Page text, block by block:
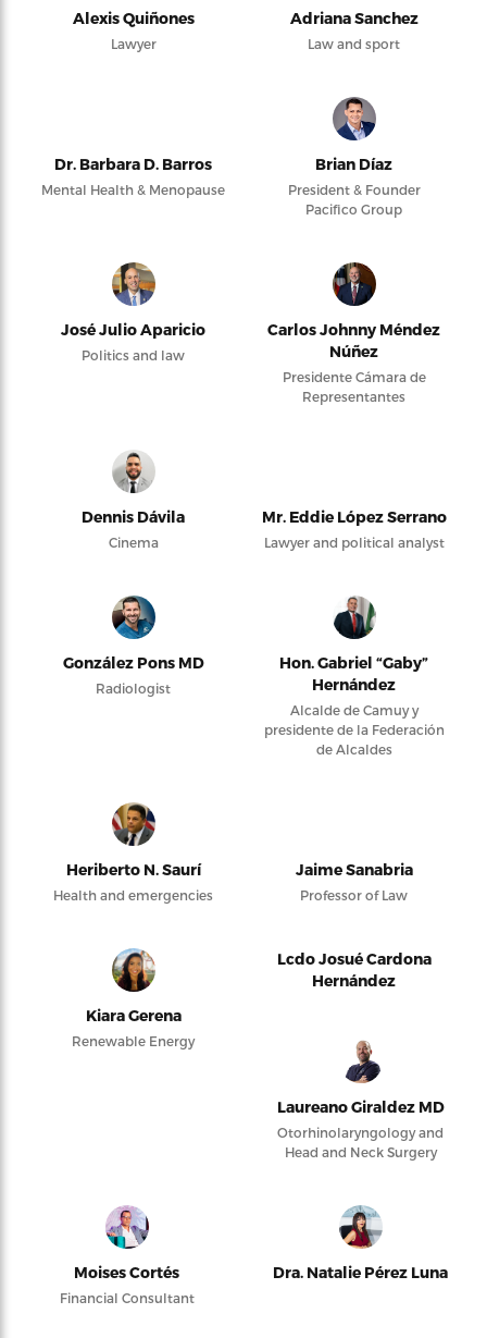
Alexis Quiñones
Lawyer
Adriana Sanchez
Law and sport
Dr. Barbara D. Barros
Mental Health & Menopause
Brian Díaz
President & Founder
Pacifico Group
José Julio Aparicio
Politics and law
Carlos Johnny Méndez
Núñez
Presidente Cámara de
Representantes
Dennis Dávila
Cinema
Mr. Eddie López Serrano
Lawyer and political analyst
González Pons MD
Radiologist
Hon. Gabriel “Gaby”
Hernández
Alcalde de Camuy y
presidente de la Federación
de Alcaldes
Heriberto N. Saurí
Health and emergencies
Jaime Sanabria
Professor of Law
Kiara Gerena
Renewable Energy
Lcdo Josué Cardona
Hernández
Laureano Giraldez MD
Otorhinolaryngology and
Head and Neck Surgery
Moises Cortés
Financial Consultant
Dra. Natalie Pérez Luna